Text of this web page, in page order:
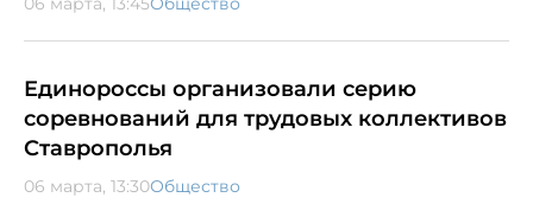
Единороссы организовали серию
соревнований для трудовых коллективов
Ставрополья
06 марта, 13:30Общество